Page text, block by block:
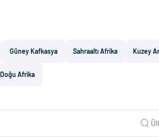
Güney Kafkasya Sahraaltı Afrika Kuzey
Doğu Afrika